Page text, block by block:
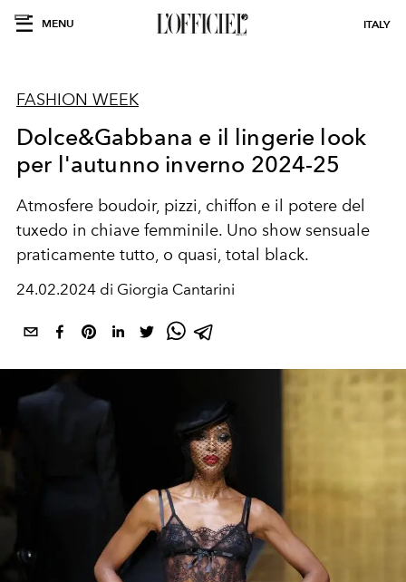
MENU ITALY
FASHION WEEK
Dolce&Gabbana e il lingerie look
per l'autunno inverno 2024-25
Atmosfere boudoir, pizzi, chiffon e il potere del
tuxedo in chiave femminile. Uno show sensuale
praticamente tutto, o quasi, total black.
24.02.2024 di Giorgia Cantarini